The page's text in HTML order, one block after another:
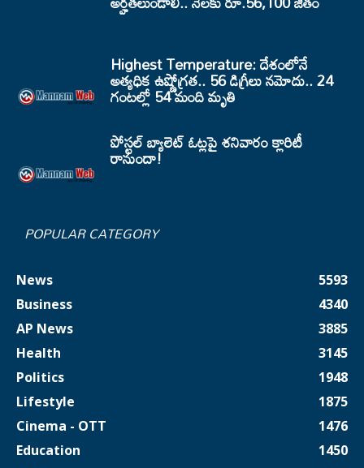
Highest Temperature: దేశంలోనే
అత్యధిక ఉష్ణోగ్రత.. 56 డిగ్రీలు నమోదు.. 24
గంటల్లో 54 మంది మృతి
పోస్టల్ బ్యాలెట్ ఓట్లపై శనివారం క్లారిటీ
రానుందా!
POPULAR CATEGORY
News
5593
Business
4340
AP News
3885
Health
3145
Politics
1948
Lifestyle
1875
Cinema - OTT
1476
Education
1450